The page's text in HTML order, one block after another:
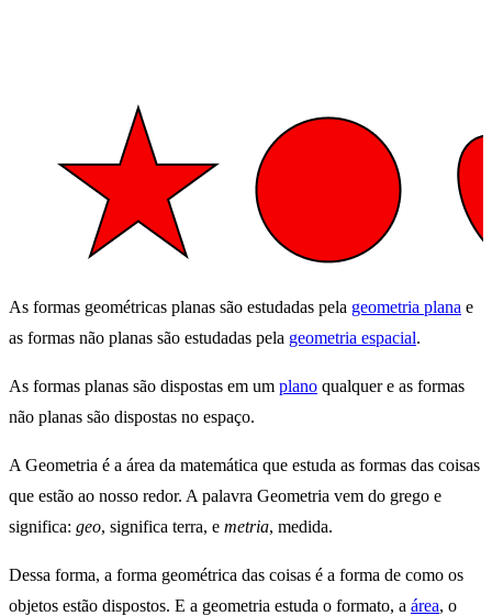
As formas geométricas planas são estudadas pela geometria plana e
as formas não planas são estudadas pela geometria espacial.
As formas planas são dispostas em um plano qualquer e as formas
não planas são dispostas no espaço.
A Geometria é a área da matemática que estuda as formas das coisas
que estão ao nosso redor. A palavra Geometria vem do grego e
significa: geo, significa terra, e metria, medida.
Dessa forma, a forma geométrica das coisas é a forma de como os
objetos estão dispostos. E a geometria estuda o formato, a área, o